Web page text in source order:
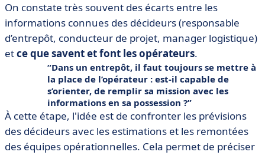
On constate très souvent des écarts entre les
informations connues des décideurs (responsable
d’entrepôt, conducteur de projet, manager logistique)
etce que savent et font les opérateurs.
Dans un entrepôt, il faut toujours se mettre à
la place de l’opérateur : est-il capable de
s’orienter, de remplir sa mission avec les
informations en sa possession ?
À cette étape, l'idée est de confronter les prévisions
des décideurs avec les estimations et les remontées
des équipes opérationnelles. Cela permet de préciser